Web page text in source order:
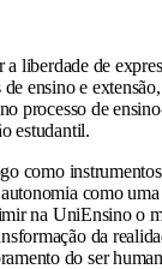
liberdade de
ensino e
processo de
estudantil.
como
como
na UniEnsino o
da
do ser